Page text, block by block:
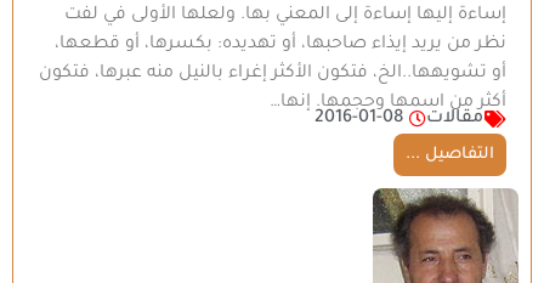
إساءة إليها إساءة إلى المعني بها. ولعلها الأولى في لفت
نظر من يريد إيذاء صاحبها، أو تهديده: بكسرها، أو قطعها،
أو تشويهها..الخ، فتكون الأكثر إغراء بالنيل منه عبرها، فتكون
أكثر من اسمها وحجمها. إنها…
مقالات
2016-01-08
التفاصيل ...